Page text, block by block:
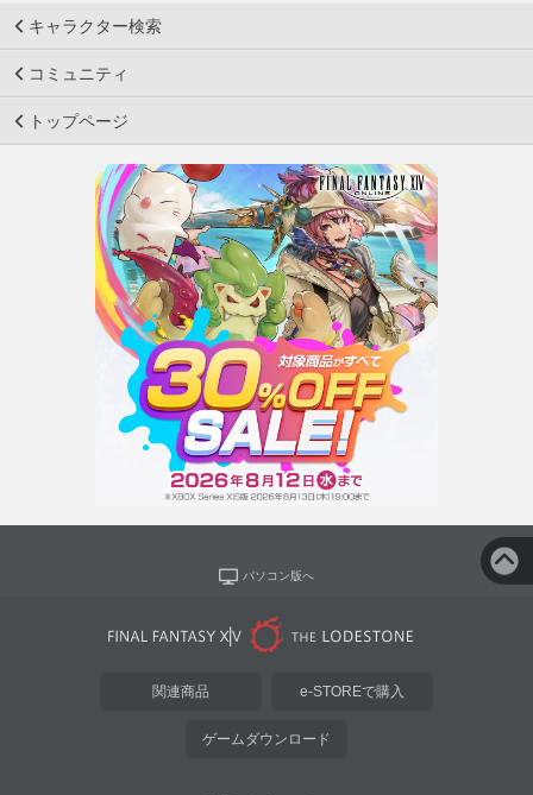
キャラクター検索
コミュニティ
トップページ
パソコン版へ
関連商品 e-STOREで購入
ゲームダウンロード